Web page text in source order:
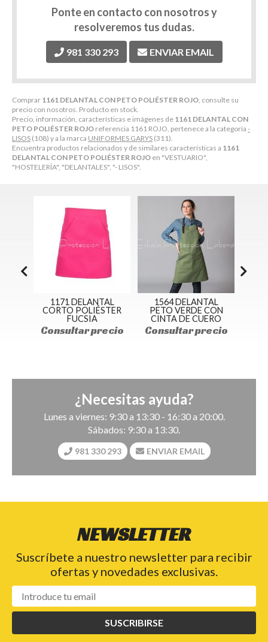
Comprar 1161 DELANTAL CON PETO POLIÉSTER ROJO, consulte su
precio con nosotros. Producto en stock.
Precio, información, características e imágenes de 1161 DELANTAL CON
PETO POLIÉSTER ROJO referencia 1161 ROJO, pertenece a la categoría -
LISOS (108) y a la marca UNIFORMES GARYS (311).
Encuentra productos relacionados y de similares características a 1161
DELANTAL CON PETO POLIÉSTER ROJO en "VESTUARIO",
"HOSTELERÍA", "DELANTALES", "- LISOS".
Ponte en contacto con nosotros y
resolveremos tus dudas.
981 330 293 ENVIAR EMAIL
1171 DELANTAL
CORTO POLIÉSTER
FUCSIA
Consultar precio
1564 DELANTAL
PETO VERDE CON
CINTA DE CUERO
Consultar precio
¿Necesitas ayuda?
Lunes a viernes: 9:30 a 13:30 - 16:30 a 20:00.
Sábados: 9:30 a 13:30.
981 330 293 ENVIAR EMAIL
NEWSLETTER
Suscríbete a nuestro newsletter para recibir
ofertas y novedades exclusivas.
SUSCRIBIRSE